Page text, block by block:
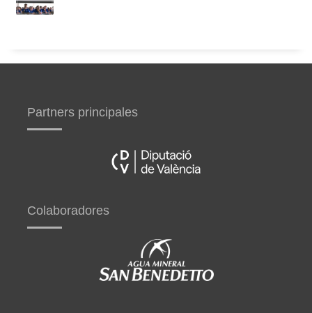
Partners principales
Colaboradores